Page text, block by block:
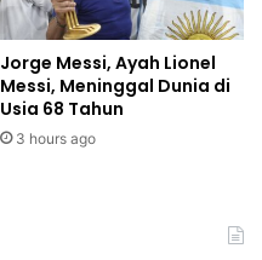
Jorge Messi, Ayah Lionel
Messi, Meninggal Dunia di
Usia 68 Tahun
3 hours ago